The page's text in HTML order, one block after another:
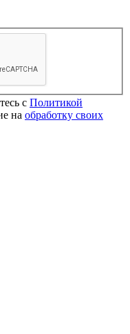
с Политикой
на обработку своих